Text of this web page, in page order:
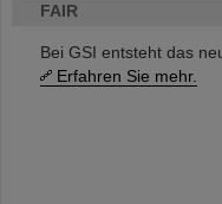
FAIR
Bei GSI entsteht das
Erfahren Sie mehr.